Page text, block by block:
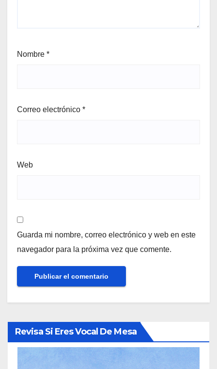
Nombre *
Correo electrónico *
Web
Guarda mi nombre, correo electrónico y web en este
navegador para la próxima vez que comente.
Revisa Si Eres Vocal De Mesa